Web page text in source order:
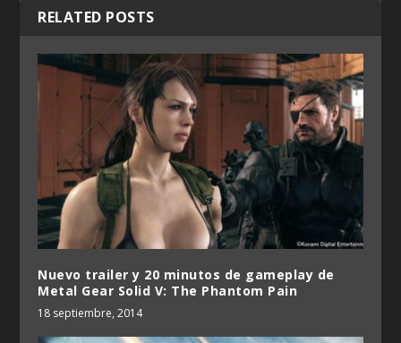
RELATED POSTS
Nuevo trailer y 20 minutos de gameplay de
Metal Gear Solid V: The Phantom Pain
18 septiembre, 2014